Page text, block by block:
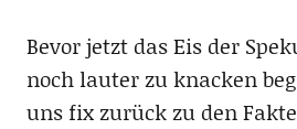
Bevor jetzt das Eis der
noch lauter zu knacken
uns fix zurück zu den